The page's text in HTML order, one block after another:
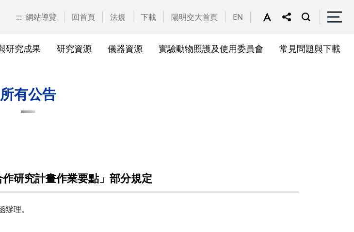
::: 網站導覽 回首頁 法規 下載 陽明交大首頁 EN
儀器資源中心使用者委員會
研究成果 研究資源
評審委員會
儀器資源 實驗動物照護及使用委員會 常見問題與下載
相關
所有公告
研究計畫作業要點」部分規定
理。